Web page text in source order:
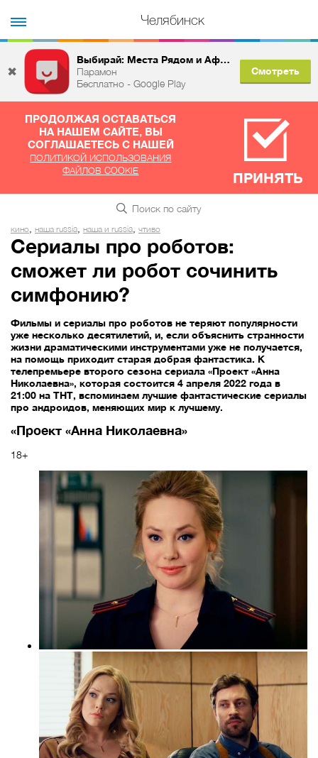
✖
Выбирай: Места Рядом и Афиша
Парамон
Бесплатно - Google Play
Смотреть
ПРОДОЛЖАЯ ОСТАВАТЬСЯ
НА НАШЕМ САЙТЕ, ВЫ
СОГЛАШАЕТЕСЬ С НАШЕЙ
ПОЛИТИКОЙ ИСПОЛЬЗОВАНИЯ
ФАЙЛОВ COOKIE
ПРИНЯТЬ
Челябинск
кино наша russia наша и russia чтиво
Сериалы про роботов:
сможет ли робот сочинить
симфонию?
Фильмы и сериалы про роботов не теряют популярности
уже несколько десятилетий, и, если объяснить странности
жизни драматическими инструментами уже не получается,
на помощь приходит старая добрая фантастика. К
телепремьере второго сезона сериала «Проект «Анна
Николаевна», которая состоится 4 апреля 2022 года в
21:00 на ТНТ, вспоминаем лучшие фантастические сериалы
про андроидов, меняющих мир к лучшему.
«Проект «Анна Николаевна»
18+